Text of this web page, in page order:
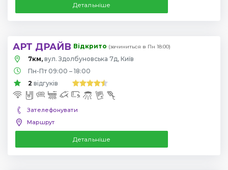
Детальніше
АРТ ДРАЙВ Відкрито (зачиниться в Пн 18:00)
7км, вул. Здолбуновська 7д, Київ
Пн-Пт 09:00 – 18:00
2 відгуків
Зателефонувати
Маршрут
Детальніше